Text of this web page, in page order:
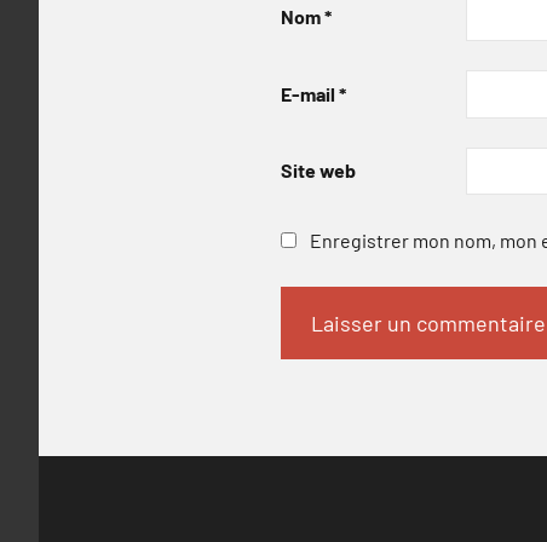
Nom*
E-mail *
Site web
Enregistrer mon nom, mon